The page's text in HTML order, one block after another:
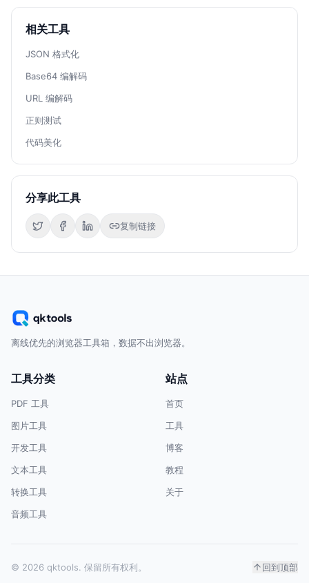
相关工具
JSON 格式化
Base64 编解码
URL 编解码
正则测试
代码美化
分享此工具
复制链接
离线优先的浏览器工具箱，数据不出浏览器。
工具分类
PDF 工具
图片工具
开发工具
文本工具
转换工具
音频工具
站点
首页
工具
博客
教程
关于
© 2026 qktools. 保留所有权利。 回到顶部